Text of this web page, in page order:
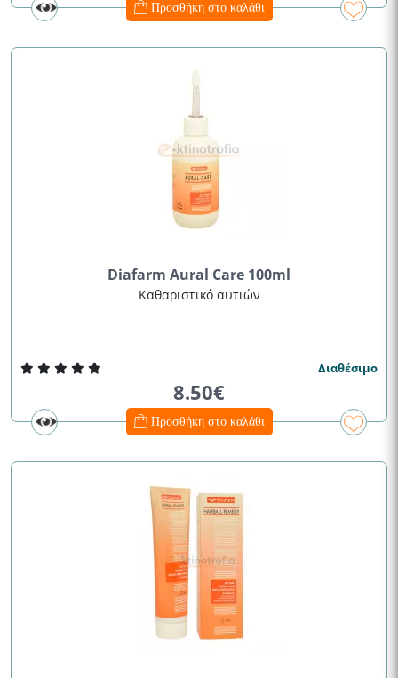
Προσθήκη στο καλάθι
Diafarm Aural Care 100ml
Καθαριστικό αυτιών
Διαθέσιμο
8.50€
Προσθήκη στο καλάθι